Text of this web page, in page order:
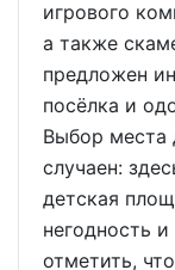
игрового
а также
предложен
посёлка и
Выбор места
случаен:
детская
негодность
отметить,